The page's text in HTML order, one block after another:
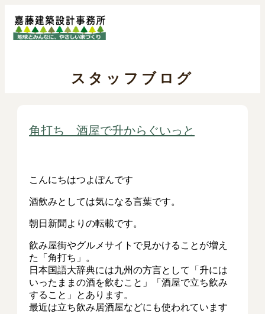
スタッフブログ
角打ち 酒屋で升からぐいっと
こんにちはつよぽんです
酒飲みとしては気になる言葉です。
朝日新聞よりの転載です。
飲み屋街やグルメサイトで見かけることが増え
た「角打ち」。
日本国語大辞典には九州の方言として「升には
いったままの酒を飲むこと」「酒屋で立ち飲み
すること」とあります。
最近は立ち飲み居酒屋などにも使われています